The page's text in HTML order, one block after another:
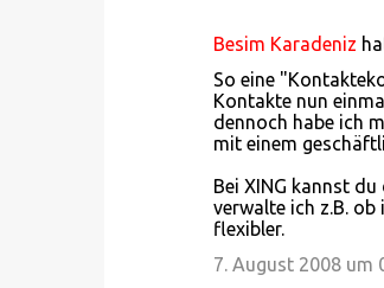
Besim Karadeniz
So eine
Kontakte nun
dennoch habe ich
mit einem
Bei XING kannst
verwalte ich z.B.
flexibler.
7. August 2008 um